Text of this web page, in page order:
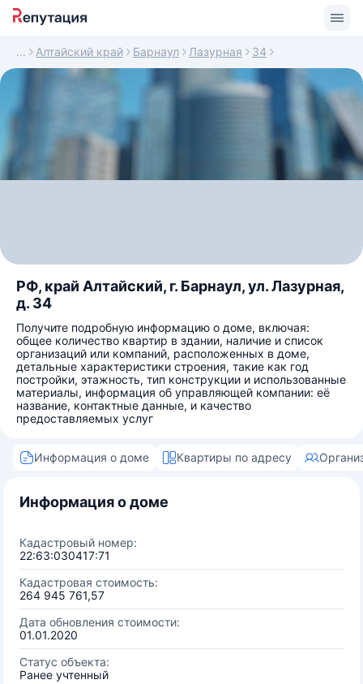
Алтайский край Барнаул Лазурная 34
РФ, край Алтайский, г. Барнаул, ул. Лазурная,
д. 34
Получите подробную информацию о доме, включая:
общее количество квартир в здании, наличие и список
организаций или компаний, расположенных в доме,
детальные характеристики строения, такие как год
постройки, этажность, тип конструкции и использованные
материалы, информация об управляющей компании: её
название, контактные данные, и качество
предоставляемых услуг
Информация о доме Квартиры по адресу
Информация о доме
Кадастровый номер:
22:63:030417:71
Кадастровая стоимость:
264 945 761,57
Дата обновления стоимости:
01.01.2020
Статус объекта:
Ранее учтенный